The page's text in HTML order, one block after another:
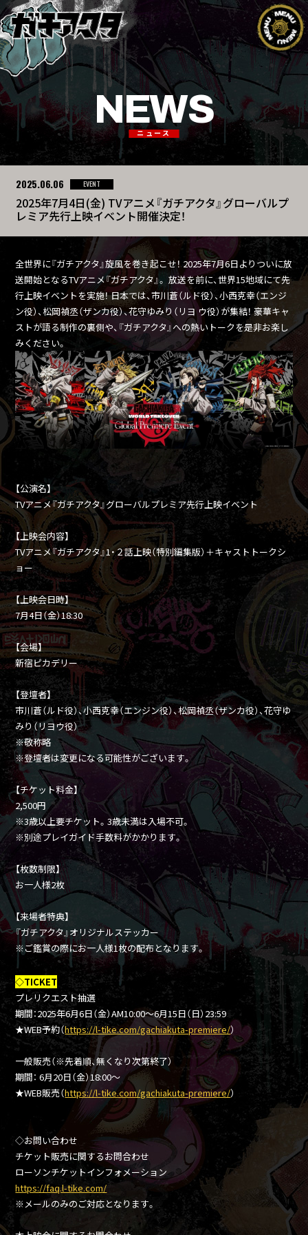
NEWS
ニュース
2025.06.06 EVENT
2025年7月4日(金) TVアニメ『ガチアクタ』グローバルプ
レミア先行上映イベント開催決定！
全世界に『ガチアクタ』旋風を巻き起こせ！ 2025年7月6日よりついに放
送開始となるTVアニメ『ガチアクタ』。 放送を前に、世界15地域にて先
行上映イベントを実施！ 日本では、市川蒼（ルド役）、小西克幸（エンジ
ン役）、松岡禎丞（ザンカ役）、花守ゆみり（リヨ ウ役）が集結！ 豪華キャ
ストが語る制作の裏側や、『ガチアクタ』への熱いトークを是非お楽し
みください。
【公演名】
TVアニメ『ガチアクタ』グローバルプレミア先行上映イベント
【上映会内容】
TVアニメ『ガチアクタ』1・２話上映（特別編集版）＋キャストトークシ
ョー
【上映会日時】
7月4日（金）18:30
【会場】
新宿ピカデリー
【登壇者】
市川蒼（ルド役）、小西克幸（エンジン役）、松岡禎丞（ザンカ役）、花守ゆ
みり（リヨウ役）
※敬称略
※登壇者は変更になる可能性がございます。
【チケット料金】
2,500円
※3歳以上要チケット。3歳未満は入場不可。
※別途プレイガイド手数料がかかります。
【枚数制限】
お一人様2枚
【来場者特典】
『ガチアクタ』オリジナルステッカー
※ご鑑賞の際にお一人様1枚の配布となります。
◇TICKET
プレリクエスト抽選
期間：2025年6月6日（金）AM10:00～6月15日（日）23:59
★WEB予約（https://l-tike.com/gachiakuta-premiere/）
一般販売（※先着順、無くなり次第終了）
期間： 6月20日（金）18:00～
★WEB販売（https://l-tike.com/gachiakuta-premiere/）
◇お問い合わせ
チケット販売に関するお問合わせ
ローソンチケットインフォメーション
https://faq.l-tike.com/
※メールのみのご対応となります。